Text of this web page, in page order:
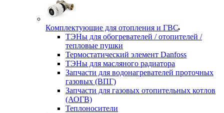
Комплектующие для отопления и ГВС
ТЭНы для обогревателей / отопителей /
тепловые пушки
Термостатический элемент Danfoss
ТЭНы для масляного радиатора
Запчасти для водонагревателей проточных
газовых (ВПГ)
Запчасти для газовых отопительных котлов
(АОГВ)
Теплоносители